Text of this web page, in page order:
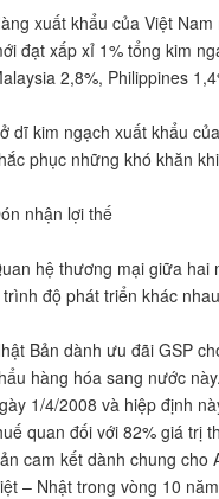
xuất khẩu của Việt
đạt xấp xỉ 1% tổng kim
2,8%, Philippines
dĩ kim ngạch xuất khẩu
phục những khó khăn
nhận lợi thế
hệ thương mại giữa hai
độ phát triển khác
Bản dành ưu đãi GSP
hàng hóa sang nước
1/4/2008 và hiệp định
quan đối với 82% giá trị
cam kết dành chung cho
– Nhật trong vòng 10